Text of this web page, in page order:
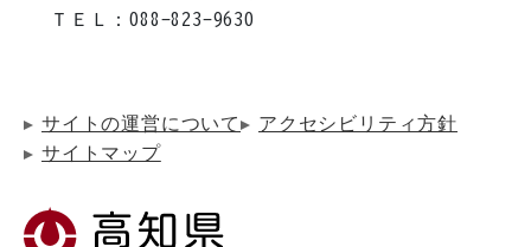
ＴＥＬ：088-823-9630
サイトの運営について
アクセシビリティ方針
サイトマップ